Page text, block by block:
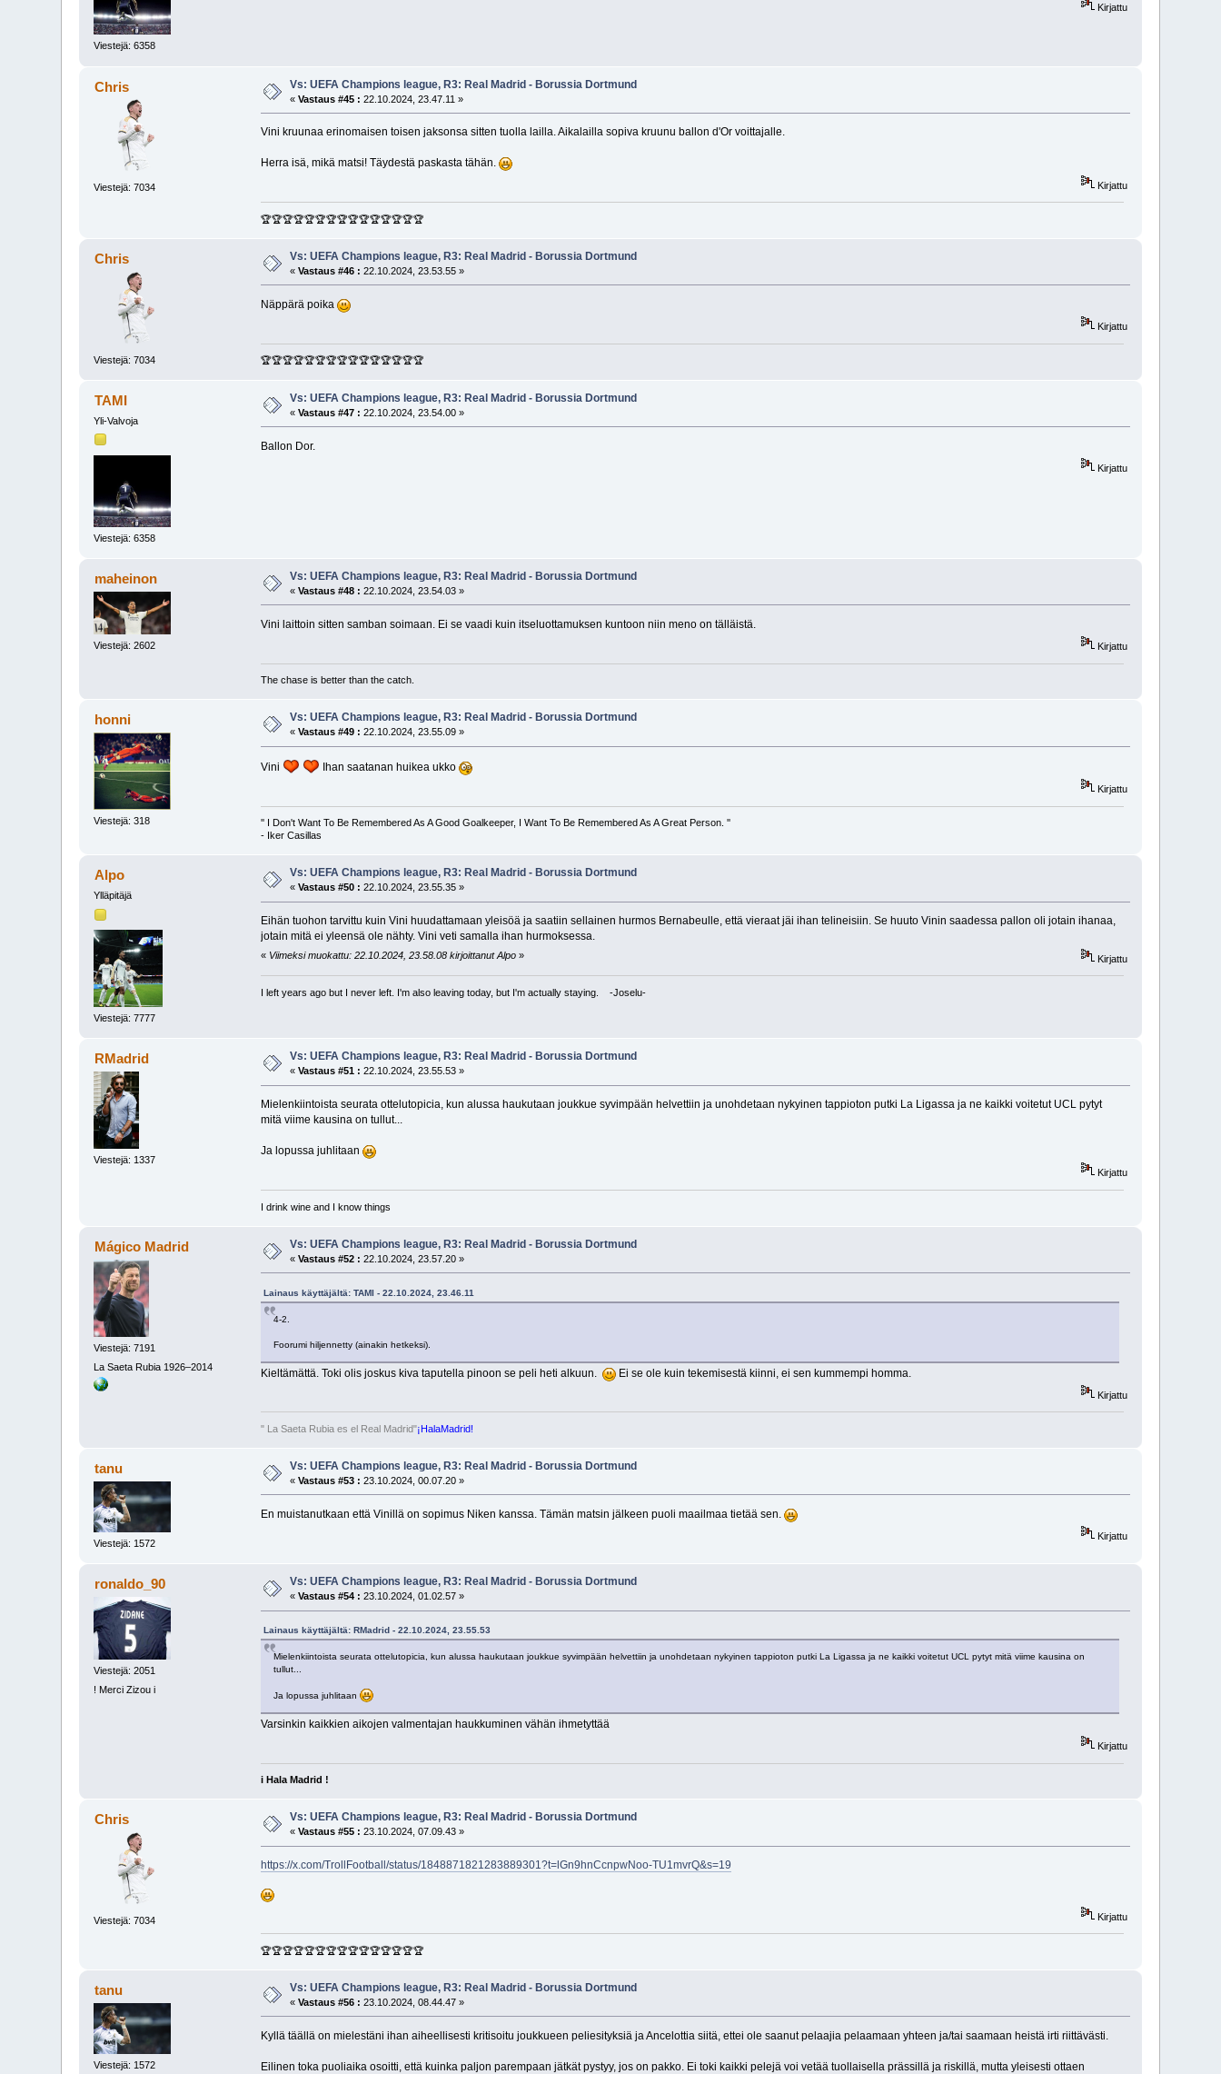
Viestejä: 6358
Kirjattu
Chris
Viestejä: 7034
Vs: UEFA Champions league, R3: Real Madrid - Borussia Dortmund
«Vastaus #45 : 22.10.2024, 23.47.11 »
Vini kruunaa erinomaisen toisen jaksonsa sitten tuolla lailla. Aikalailla sopiva kruunu ballon d'Or voittajalle.
Herra isä, mikä matsi! Täydestä paskasta tähän.
Kirjattu
🏆🏆🏆🏆🏆🏆🏆🏆🏆🏆🏆🏆🏆🏆🏆
Chris
Viestejä: 7034
Vs: UEFA Champions league, R3: Real Madrid - Borussia Dortmund
«Vastaus #46 : 22.10.2024, 23.53.55 »
Näppärä poika
Kirjattu
🏆🏆🏆🏆🏆🏆🏆🏆🏆🏆🏆🏆🏆🏆🏆
TAMI
Yli-Valvoja
Viestejä: 6358
Vs: UEFA Champions league, R3: Real Madrid - Borussia Dortmund
«Vastaus #47 : 22.10.2024, 23.54.00 »
Ballon Dor.
Kirjattu
maheinon
Viestejä: 2602
Vs: UEFA Champions league, R3: Real Madrid - Borussia Dortmund
«Vastaus #48 : 22.10.2024, 23.54.03 »
Vini laittoin sitten samban soimaan. Ei se vaadi kuin itseluottamuksen kuntoon niin meno on tälläistä.
Kirjattu
The chase is better than the catch.
honni
Viestejä: 318
Vs: UEFA Champions league, R3: Real Madrid - Borussia Dortmund
«Vastaus #49 : 22.10.2024, 23.55.09 »
Vini Ihan saatanan huikea ukko
Kirjattu
'' I Don't Want To Be Remembered As A Good Goalkeeper, I Want To Be Remembered As A Great Person. ''
- Iker Casillas
Alpo
Ylläpitäjä
Viestejä: 7777
Vs: UEFA Champions league, R3: Real Madrid - Borussia Dortmund
«Vastaus #50 : 22.10.2024, 23.55.35 »
Eihän tuohon tarvittu kuin Vini huudattamaan yleisöä ja saatiin sellainen hurmos Bernabeulle, että vieraat jäi ihan telineisiin. Se huuto Vinin saadessa pallon oli jotain ihanaa,
jotain mitä ei yleensä ole nähty. Vini veti samalla ihan hurmoksessa.
« Viimeksi muokattu: 22.10.2024, 23.58.08 kirjoittanut Alpo» Kirjattu
I left years ago but I never left. I'm also leaving today, but I'm actually staying. -Joselu-
RMadrid
Viestejä: 1337
Vs: UEFA Champions league, R3: Real Madrid - Borussia Dortmund
«Vastaus #51 : 22.10.2024, 23.55.53 »
Mielenkiintoista seurata ottelutopicia, kun alussa haukutaan joukkue syvimpään helvettiin ja unohdetaan nykyinen tappioton putki La Ligassa ja ne kaikki voitetut UCL pytyt
mitä viime kausina on tullut...
Ja lopussa juhlitaan
Kirjattu
I drink wine and I know things
Mágico Madrid
Viestejä: 7191
La Saeta Rubia 1926–2014
Vs: UEFA Champions league, R3: Real Madrid - Borussia Dortmund
«Vastaus #52 : 22.10.2024, 23.57.20 »
Lainaus käyttäjältä: TAMI - 22.10.2024, 23.46.11
4-2.
Foorumi hiljennetty (ainakin hetkeksi).
Kieltämättä. Toki olis joskus kiva taputella pinoon se peli heti alkuun. Ei se ole kuin tekemisestä kiinni, ei sen kummempi homma.
Kirjattu
" La Saeta Rubia es el Real Madrid"¡HalaMadrid!
tanu
Viestejä: 1572
Vs: UEFA Champions league, R3: Real Madrid - Borussia Dortmund
«Vastaus #53 : 23.10.2024, 00.07.20 »
En muistanutkaan että Vinillä on sopimus Niken kanssa. Tämän matsin jälkeen puoli maailmaa tietää sen.
Kirjattu
ronaldo_90
Viestejä: 2051
! Merci Zizou i
Vs: UEFA Champions league, R3: Real Madrid - Borussia Dortmund
«Vastaus #54 : 23.10.2024, 01.02.57 »
Lainaus käyttäjältä: RMadrid - 22.10.2024, 23.55.53
Mielenkiintoista seurata ottelutopicia, kun alussa haukutaan joukkue syvimpään helvettiin ja unohdetaan nykyinen tappioton putki La Ligassa ja ne kaikki voitetut UCL pytyt mitä viime kausina on
tullut...
Ja lopussa juhlitaan
Varsinkin kaikkien aikojen valmentajan haukkuminen vähän ihmetyttää
Kirjattu
i Hala Madrid !
Chris
Viestejä: 7034
Vs: UEFA Champions league, R3: Real Madrid - Borussia Dortmund
«Vastaus #55 : 23.10.2024, 07.09.43 »
https://x.com/TrollFootball/status/1848871821283889301?t=lGn9hnCcnpwNoo-TU1mvrQ&s=19
Kirjattu
🏆🏆🏆🏆🏆🏆🏆🏆🏆🏆🏆🏆🏆🏆🏆
tanu
Viestejä: 1572
Vs: UEFA Champions league, R3: Real Madrid - Borussia Dortmund
«Vastaus #56 : 23.10.2024, 08.44.47 »
Kyllä täällä on mielestäni ihan aiheellisesti kritisoitu joukkueen peliesityksiä ja Ancelottia siitä, ettei ole saanut pelaajia pelaamaan yhteen ja/tai saamaan heistä irti riittävästi.
Eilinen toka puoliaika osoitti, että kuinka paljon parempaan jätkät pystyy, jos on pakko. Ei toki kaikki pelejä voi vetää tuollaisella prässillä ja riskillä, mutta yleisesti ottaen